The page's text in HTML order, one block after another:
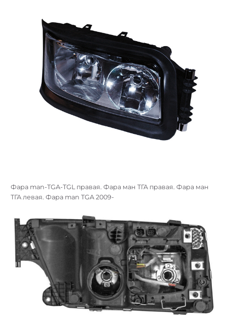
Фара man-TGA-TGL правая. Фара ман ТГА правая. Фара ман
ТГА левая. Фара man TGA 2009-